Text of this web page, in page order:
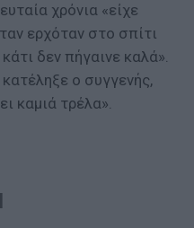
χρόνια «είχε
ερχόταν στο σπίτι
δεν πήγαινε καλά».
ο συγγενής,
καμιά τρέλα».